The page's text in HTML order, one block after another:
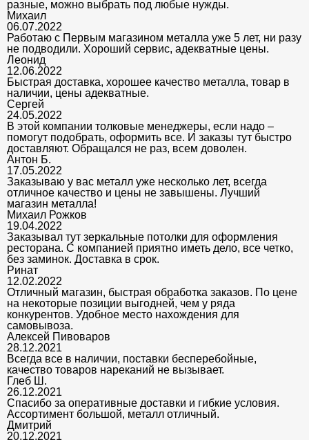
разные, можно выбрать под любые нужды.
Михаил
06.07.2022
Работаю с Первым магазином металла уже 5 лет, ни разу
не подводили. Хороший сервис, адекватные цены.
Леонид
12.06.2022
Быстрая доставка, хорошее качество металла, товар в
наличии, цены адекватные.
Сергей
24.05.2022
В этой компании толковые менеджеры, если надо –
помогут подобрать, оформить все. И заказы тут быстро
доставляют. Обращался не раз, всем доволен.
Антон Б.
17.05.2022
Заказываю у вас металл уже несколько лет, всегда
отличное качество и цены не завышены. Лучший
магазин металла!
Михаил Рожков
19.04.2022
Заказывал тут зеркальные потолки для оформления
ресторана. С компанией приятно иметь дело, все четко,
без заминок. Доставка в срок.
Ринат
12.02.2022
Отличный магазин, быстрая обработка заказов. По цене
на некоторые позиции выгодней, чем у ряда
конкурентов. Удобное место нахождения для
самовывоза.
Алексей Пивоваров
28.12.2021
Всегда все в наличии, поставки бесперебойные,
качество товаров нареканий не вызывает.
Глеб Ш.
26.12.2021
Спасибо за оперативные доставки и гибкие условия.
Ассортимент большой, металл отличный.
Дмитрий
20.12.2021